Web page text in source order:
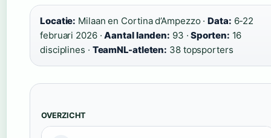
Locatie: Milaan en Cortina d’Ampezzo ·Data: 6-22
februari 2026 ·Aantal landen: 93 ·Sporten: 16
disciplines · TeamNL-atleten: 38 topsporters
OVERZICHT